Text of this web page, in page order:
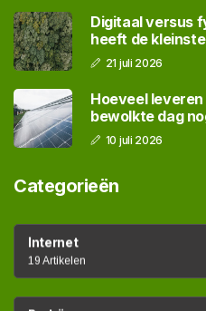
Digitaal versus
heeft de
21 juli 2026
Hoeveel
bewolkte dag
10 juli 2026
Categorieën
Internet
19 Artikelen